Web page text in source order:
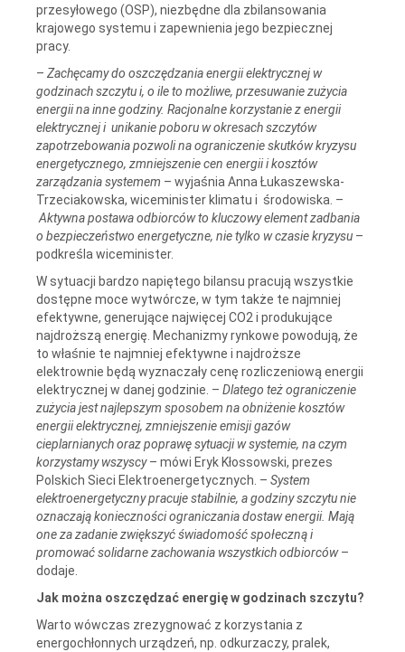
przesyłowego (OSP), niezbędne dla zbilansowania
krajowego systemu i zapewnienia jego bezpiecznej
pracy.
– Zachęcamy do oszczędzania energii elektrycznej w
godzinach szczytu i, o ile to możliwe, przesuwanie zużycia
energii na inne godziny. Racjonalne korzystanie z energii
elektrycznej i unikanie poboru w okresach szczytów
zapotrzebowania pozwoli na ograniczenie skutków kryzysu
energetycznego, zmniejszenie cen energii i kosztów
zarządzania systemem – wyjaśnia Anna Łukaszewska-
Trzeciakowska, wiceminister klimatu i środowiska. –
Aktywna postawa odbiorców to kluczowy element zadbania
o bezpieczeństwo energetyczne, nie tylko w czasie kryzysu –
podkreśla wiceminister.
W sytuacji bardzo napiętego bilansu pracują wszystkie
dostępne moce wytwórcze, w tym także te najmniej
efektywne, generujące najwięcej CO2 i produkujące
najdroższą energię. Mechanizmy rynkowe powodują, że
to właśnie te najmniej efektywne i najdroższe
elektrownie będą wyznaczały cenę rozliczeniową energii
elektrycznej w danej godzinie. – Dlatego też ograniczenie
zużycia jest najlepszym sposobem na obniżenie kosztów
energii elektrycznej, zmniejszenie emisji gazów
cieplarnianych oraz poprawę sytuacji w systemie, na czym
korzystamy wszyscy– mówi Eryk Kłossowski, prezes
Polskich Sieci Elektroenergetycznych. – System
elektroenergetyczny pracuje stabilnie, a godziny szczytu nie
oznaczają konieczności ograniczania dostaw energii. Mają
one za zadanie zwiększyć świadomość społeczną i
promować solidarne zachowania wszystkich odbiorców–
dodaje.
Jak można oszczędzać energię w godzinach szczytu?
Warto wówczas zrezygnować z korzystania z
energochłonnych urządzeń, np. odkurzaczy, pralek,